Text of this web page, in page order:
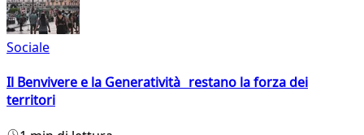
Sociale
Il Benvivere e la Generatività restano la forza dei
territori